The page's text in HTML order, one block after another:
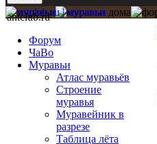
antclub.ru
Форум
ЧаВо
Муравьи
Атлас муравьёв
Строение
муравья
Муравейник в
разрезе
Таблица лёта